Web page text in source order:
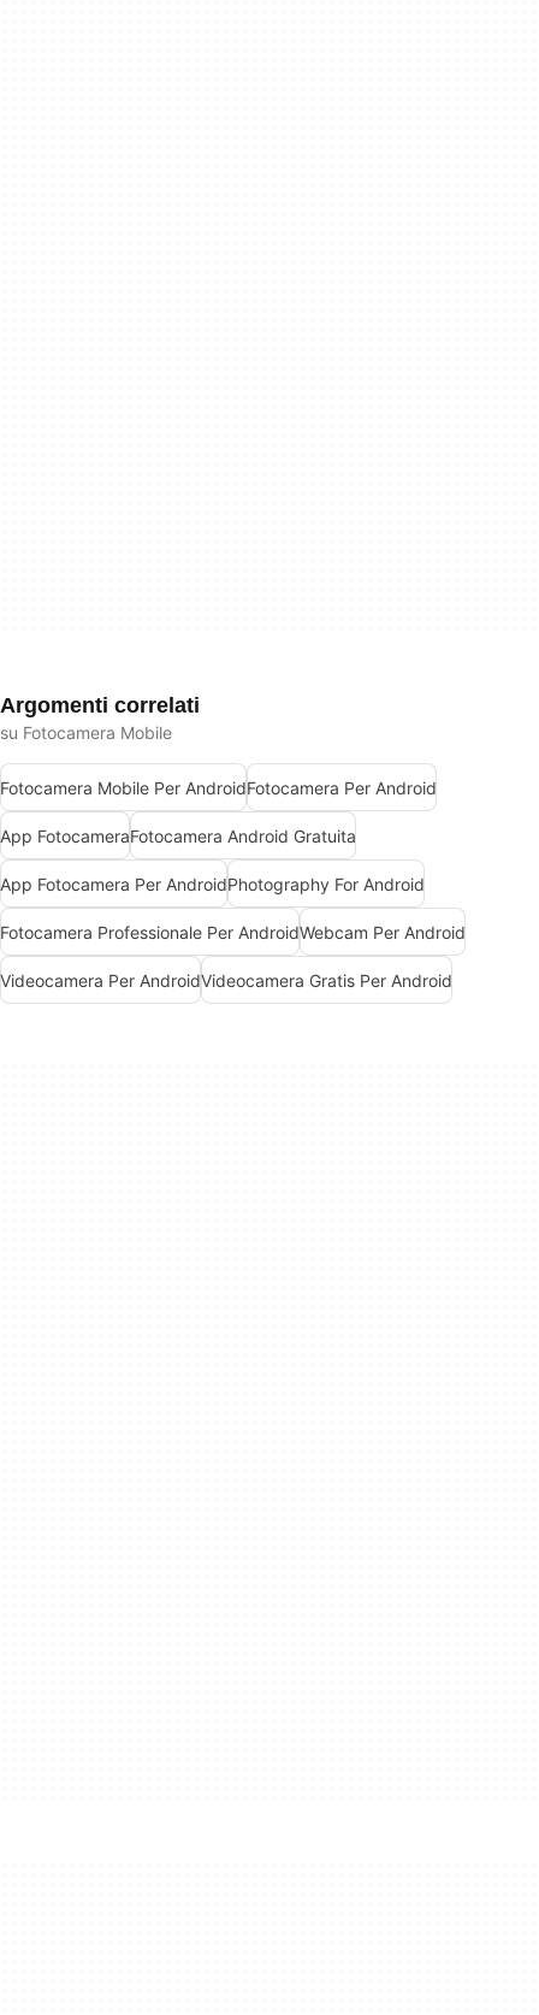
Argomenti correlati
su Fotocamera Mobile
Fotocamera Mobile Per AndroidFotocamera Per Android
App FotocameraFotocamera Android Gratuita
App Fotocamera Per AndroidPhotography For Android
Fotocamera Professionale Per AndroidWebcam Per Android
Videocamera Per AndroidVideocamera Gratis Per Android